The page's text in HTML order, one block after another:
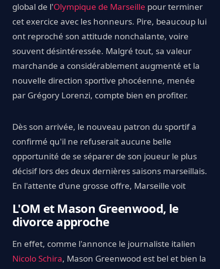
global de l'Olympique de Marseille pour terminer
cet exercice avec les honneurs. Pire, beaucoup lui
ont reproché son attitude nonchalante, voire
souvent désintéressée. Malgré tout, sa valeur
marchande a considérablement augmenté et la
nouvelle direction sportive phocéenne, menée
par Grégory Lorenzi, compte bien en profiter.
Dès son arrivée, le nouveau patron du sportif a
confirmé qu'il ne refuserait aucune belle
opportunité de se séparer de son joueur le plus
décisif lors des deux dernières saisons marseillais.
En l'attente d'une grosse offre, Marseille voit
L'OM et Mason Greenwood, le
divorce approche
En effet, comme l'annonce le journaliste italien
Nicolo Schira, Mason Greenwood est bel et bien la